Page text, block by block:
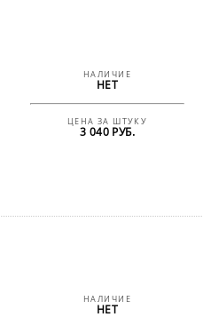
НАЛИЧИЕ
НЕТ
ЦЕНА ЗА ШТУКУ
3 040 РУБ.
НАЛИЧИЕ
НЕТ